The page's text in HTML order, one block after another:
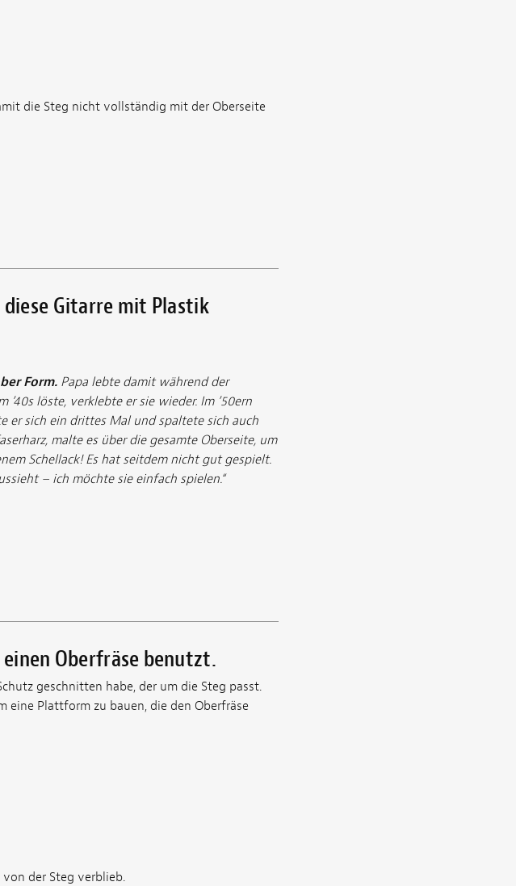
die Steg nicht vollständig mit der Oberseite
Gitarre mit Plastik
Form.Papa lebte damit während der
löste, verklebte er sie wieder. Im ’50ern
er sich ein drittes Mal und spaltete sich auch
malte es über die gesamte Oberseite, um
Schellack! Es hat seitdem nicht gut gespielt.
– ich möchte sie einfach spielen.“
Oberfräse benutzt.
geschnitten habe, der um die Steg passt.
eine Plattform zu bauen, die den Oberfräse
der Steg verblieb.